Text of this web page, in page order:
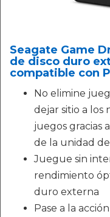
Seagate Game
de disco duro
compatible con
No elimine
dejar sitio a los
juegos gracias
de la unidad
Juegue sin
rendimiento
duro externa
Pase a la